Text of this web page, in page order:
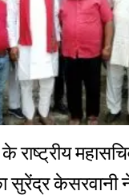
के राष्ट्रीय
सुरेंद्र केसरवानी